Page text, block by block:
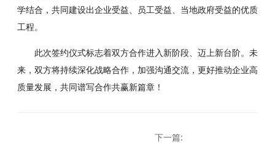
学结合，共同建设出企业受益、员工受益、当地政府受益的优质
工程。
此次签约仪式标志着双方合作进入新阶段、迈上新台阶。未
来，双方将持续深化战略合作，加强沟通交流，更好推动企业高
质量发展，共同谱写合作共赢新篇章！